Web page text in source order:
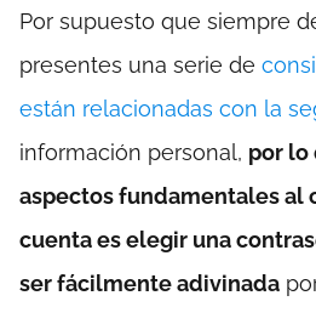
Por supuesto que siempre
presentes una serie de
están relacionadas con la
información personal, por lo
aspectos fundamentales al
cuenta es elegir una
ser fácilmente adivinada